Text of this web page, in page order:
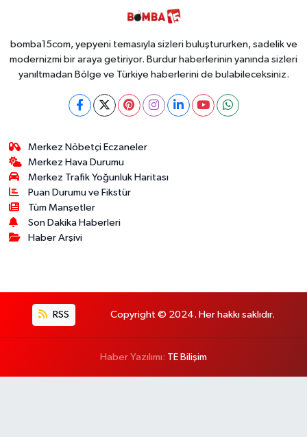
bomba15com, yepyeni temasıyla sizleri buluştururken, sadelik ve
modernizmi bir araya getiriyor. Burdur haberlerinin yanında sizleri
yanıltmadan Bölge ve Türkiye haberlerini de bulabileceksiniz.
Merkez Nöbetçi Eczaneler
Merkez Hava Durumu
Merkez Trafik Yoğunluk Haritası
Puan Durumu ve Fikstür
Tüm Manşetler
Son Dakika Haberleri
Haber Arşivi
RSS Copyright © 2024. Her hakkı saklıdır.
Haber Yazılımı: TE Bilişim